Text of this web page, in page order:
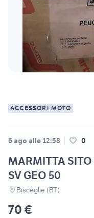
ACCESSORI MOTO
6 ago alle 12:58 0
MARMITTA
SV GEO 50
Bisceglie (BT)
70 €